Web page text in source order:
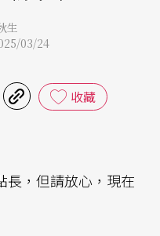
生
03/24
收藏
長，但請放心，現在